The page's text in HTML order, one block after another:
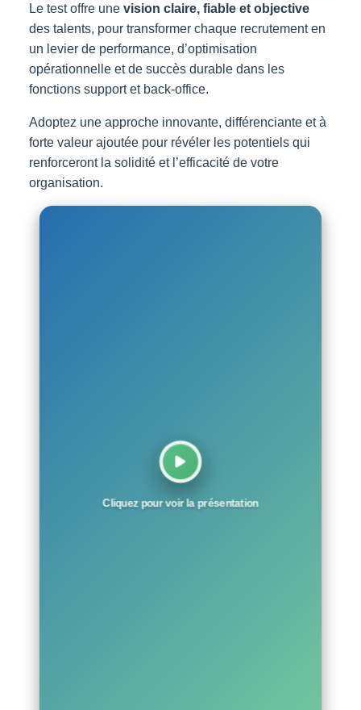
Le test offre une vision claire, fiable et objective
des talents, pour transformer chaque recrutement en
un levier de performance, d’optimisation
opérationnelle et de succès durable dans les
fonctions support et back-office.
Adoptez une approche innovante, différenciante et à
forte valeur ajoutée pour révéler les potentiels qui
renforceront la solidité et l’efficacité de votre
organisation.
Cliquez pour voir la présentation